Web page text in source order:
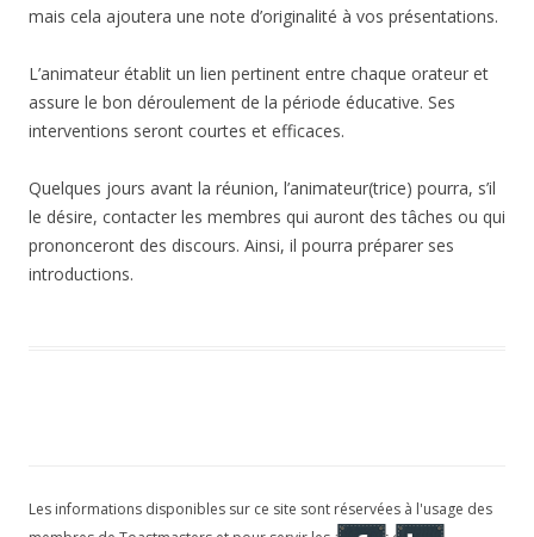
mais cela ajoutera une note d’originalité à vos présentations.
L’animateur établit un lien pertinent entre chaque orateur et
assure le bon déroulement de la période éducative. Ses
interventions seront courtes et efficaces.
Quelques jours avant la réunion, l’animateur(trice) pourra, s’il
le désire, contacter les membres qui auront des tâches ou qui
prononceront des discours. Ainsi, il pourra préparer ses
introductions.
Les informations disponibles sur ce site sont réservées à l'usage des